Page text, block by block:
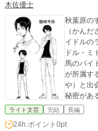
木佐優士
秋葉原の
（かん
イドルの
ドル・ミ
馬のバイ
が所属す
や）と出
秘密があ
もるため
ライト文芸 完結 長編
24h.ポイント 0pt